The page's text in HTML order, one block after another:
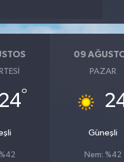
°
09
PAZAR
Güneşli
Nem: %42